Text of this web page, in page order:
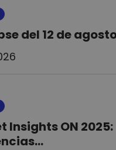
del 12 de
Insights ON 2025: